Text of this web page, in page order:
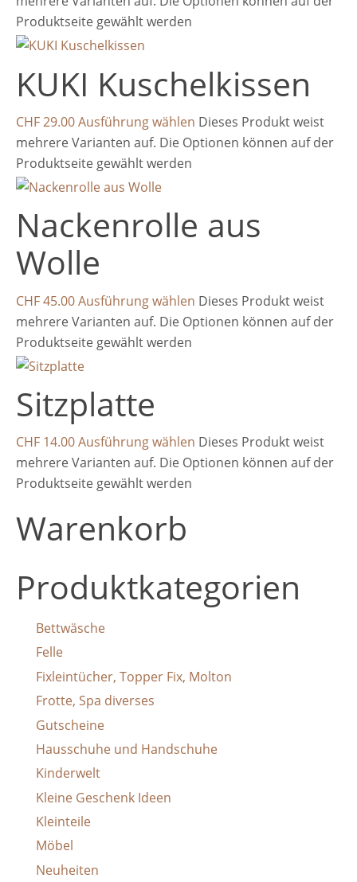
Produktseite gewählt werden
KUKI Kuschelkissen
CHF29.00Ausführung wählen Dieses Produkt weist
mehrere Varianten auf. Die Optionen können auf der
Produktseite gewählt werden
Nackenrolle aus
Wolle
CHF45.00Ausführung wählen Dieses Produkt weist
mehrere Varianten auf. Die Optionen können auf der
Produktseite gewählt werden
Sitzplatte
CHF 14.00Ausführung wählen Dieses Produkt weist
mehrere Varianten auf. Die Optionen können auf der
Produktseite gewählt werden
Warenkorb
Produktkategorien
Bettwäsche
Felle
Fixleintücher, Topper Fix, Molton
Frotte, Spa diverses
Gutscheine
Hausschuhe und Handschuhe
Kinderwelt
Kleine Geschenk Ideen
Kleinteile
Möbel
Neuheiten